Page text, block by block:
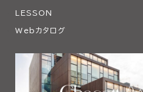
LESSON
Webカタログ